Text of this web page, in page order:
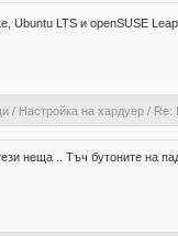
Ubuntu LTS и openSUSE
/ Настройка на хардуер/ Re:
неща .. Тъч бутоните на